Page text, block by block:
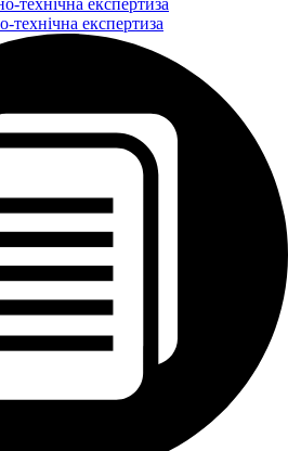
технічна експертиза
технічна експертиза